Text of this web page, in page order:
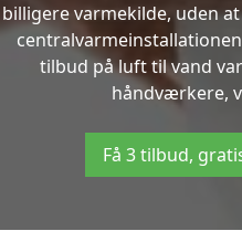
billigere varmekilde, uden
tilbud på luft til vand
håndværkere,
Få 3 tilbud,